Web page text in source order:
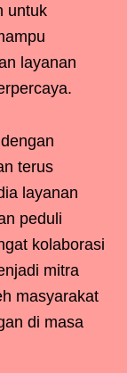
untuk
layanan
terus
layanan
peduli
kolaborasi
mitra
masyarakat
di masa